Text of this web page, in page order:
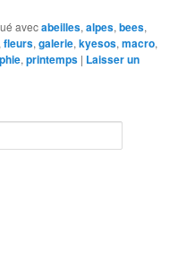
avecabeilles,alpes,bees,
,fleurs,galerie,kyesos,macro,
,printemps | Laisser un